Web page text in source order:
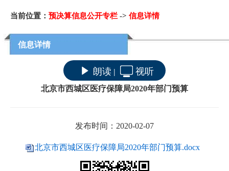
当前位置： 预决算信息公开专栏 -> 信息详情
信息详情
朗读 | 视听
北京市西城区医疗保障局2020年部门预算
发布时间：2020-02-07
北京市西城区医疗保障局2020年部门预算.docx